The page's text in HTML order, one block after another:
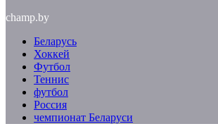
champ.by
Беларусь
Хоккей
Футбол
Теннис
футбол
Россия
чемпионат Беларуси